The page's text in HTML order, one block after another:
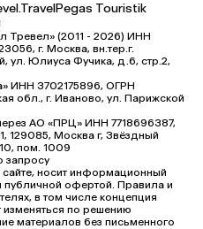
Pegas Touristik
(2011 - 2026) ИНН
г. Москва, вн.тер.г.
ул. Юлиуса Фучика, д.6, стр.2,
ИНН 3702175896, ОГРН
обл., г. Иваново, ул. Парижской
АО «ПРЦ» ИНН 7718696387,
129085, Москва г, Звёздный
пом. 1009
запросу
носит информационный
публичной офертой. Правила и
в том числе концепция
изменяться по решению
материалов без письменного